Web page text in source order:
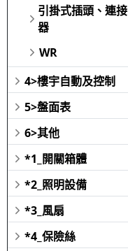
引掛式插頭、連接
器
WR
4>樓宇自動及控制
5>盤面表
6>其他
*1_開關箱體
*2_照明設備
*3_風扇
*4_保險絲